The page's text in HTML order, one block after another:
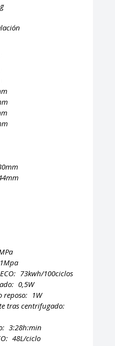
73kwh/100ciclos
0,5W
reposo: 1W
tras centrifugado:
3:28h:min
48L/ciclo